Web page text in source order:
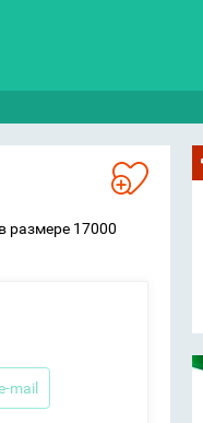
размере 17000
mail